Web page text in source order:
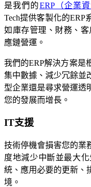
是我們的ERP（企業
Tech提供客製化的ERP
如庫存管理、財務、
應鏈營運。
我們的ERP解決方案是
集中數據、減少冗餘並
型企業還是尋求營運透
您的發展而增長。
IT支援
技術停機會損害您的業
度地減少中斷並最大
統、應用必要的更新、
境。